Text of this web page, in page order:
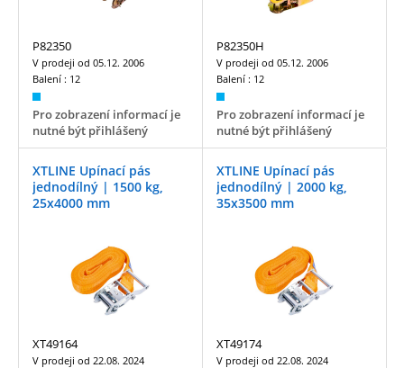
P82350
V prodeji od 05.12. 2006
Balení : 12
Pro zobrazení informací je
nutné být přihlášený
P82350H
V prodeji od 05.12. 2006
Balení : 12
Pro zobrazení informací je
nutné být přihlášený
XTLINE Upínací pás
jednodílný | 1500 kg,
25x4000 mm
XT49164
V prodeji od 22.08. 2024
XTLINE Upínací pás
jednodílný | 2000 kg,
35x3500 mm
XT49174
V prodeji od 22.08. 2024